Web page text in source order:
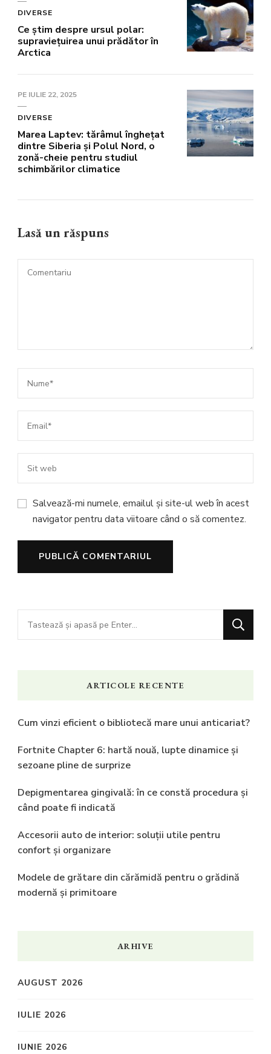
DIVERSE
Ce știm despre ursul polar:
supraviețuirea unui prădător în
Arctica
PE IULIE 22, 2025
DIVERSE
Marea Laptev: tărâmul înghețat
dintre Siberia și Polul Nord, o
zonă-cheie pentru studiul
schimbărilor climatice
Lasă un răspuns
Salvează-mi numele, emailul și site-ul web în acest
navigator pentru data viitoare când o să comentez.
Cauți
ceva?
ARTICOLE RECENTE
Cum vinzi eficient o bibliotecă mare unui anticariat?
Fortnite Chapter 6: hartă nouă, lupte dinamice și
sezoane pline de surprize
Depigmentarea gingivală: în ce constă procedura și
când poate fi indicată
Accesorii auto de interior: soluții utile pentru
confort și organizare
Modele de grătare din cărămidă pentru o grădină
modernă și primitoare
ARHIVE
AUGUST 2026
IULIE 2026
IUNIE 2026